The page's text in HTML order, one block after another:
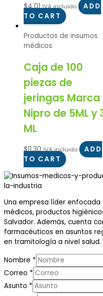
$4.01 IVA incluido
ADD
TO CART
Productos de insumos
médicos
Caja de 100
piezas de
jeringas Marca
Nipro de 5ML y
ML
$11.30 IVA incluido
ADD
TO CART
Una empresa líder enfocada
médicos, productos
Salvador. Además, cuenta
farmacéuticos en asuntos
en tramitología a nivel salud.
Nombre *
Correo *
Asunto *